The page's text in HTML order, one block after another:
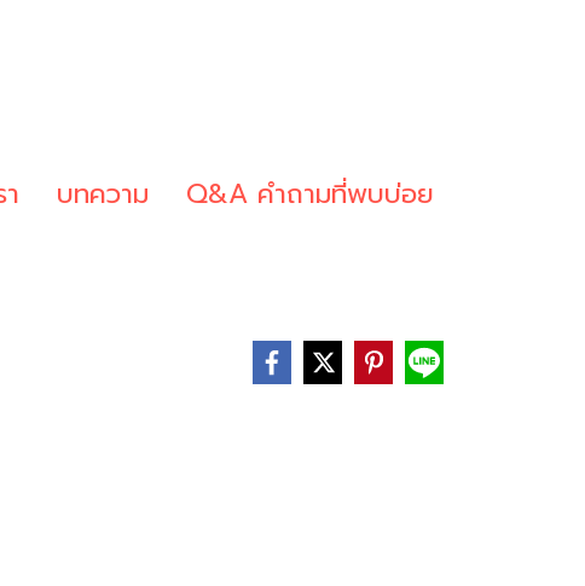
บทความ Q&A คำถามที่พบบ่อย